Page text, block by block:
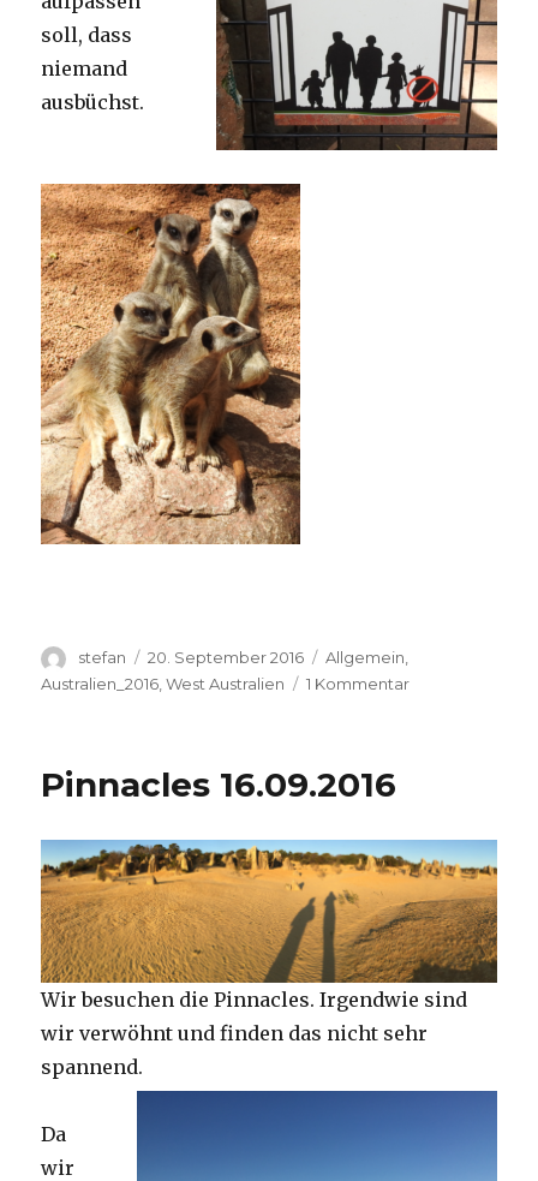
soll, dass
niemand
ausbüchst.
Autor
stefan
Veröffentlicht
am
20. September 2016 Kategorien
Allgemein,
Australien_2016 ,West Australien 1 Kommentarzu
Pinnacles 16.09.2016
Wir besuchen die Pinnacles. Irgendwie sind
wir verwöhnt und finden das nicht sehr
spannend.
Da
wir